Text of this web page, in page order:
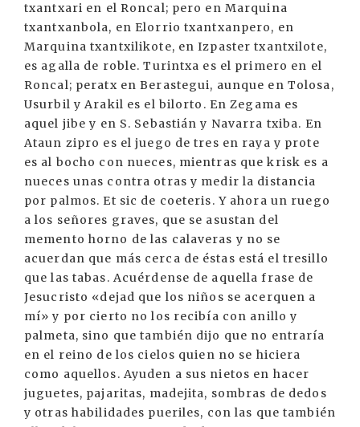
txantxari en el Roncal; pero en Marquina
txantxanbola, en Elorrio txantxanpero, en
Marquina txantxilikote, en Izpaster txantxilote,
es agalla de roble. Turintxa es el primero en el
Roncal; peratx en Berastegui, aunque en Tolosa,
Usurbil y Arakil es el bilorto. En Zegama es
aquel jibe y en S. Sebastián y Navarra txiba. En
Ataun zipro es el juego de tres en raya y prote
es al bocho con nueces, mientras que krisk es a
nueces unas contra otras y medir la distancia
por palmos. Et sic de coeteris. Y ahora un ruego
a los señores graves, que se asustan del
memento horno de las calaveras y no se
acuerdan que más cerca de éstas está el tresillo
que las tabas. Acuérdense de aquella frase de
Jesucristo «dejad que los niños se acerquen a
mí» y por cierto no los recibía con anillo y
palmeta, sino que también dijo que no entraría
en el reino de los cielos quien no se hiciera
como aquellos. Ayuden a sus nietos en hacer
juguetes, pajaritas, madejita, sombras de dedos
y otras habilidades pueriles, con las que también